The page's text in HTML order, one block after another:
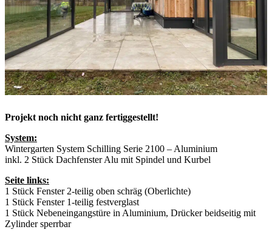
Projekt noch nicht ganz fertiggestellt!
System:
Wintergarten System Schilling Serie 2100 – Aluminium
inkl. 2 Stück Dachfenster Alu mit Spindel und Kurbel
Seite links:
1 Stück Fenster 2-teilig oben schräg (Oberlichte)
1 Stück Fenster 1-teilig festverglast
1 Stück Nebeneingangstüre in Aluminium, Drücker beidseitig mit
Zylinder sperrbar